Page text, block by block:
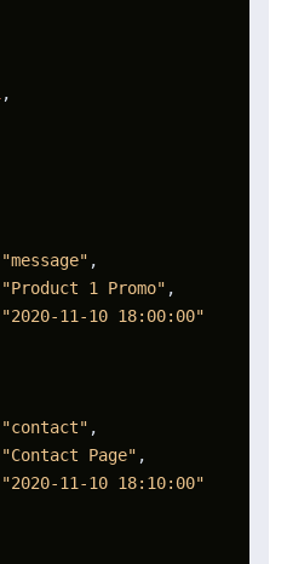
,
"message" ,
"Product 1 Promo" ,
"2020-11-10 18:00:00"
"contact" ,
"Contact Page" ,
"2020-11-10 18:10:00"